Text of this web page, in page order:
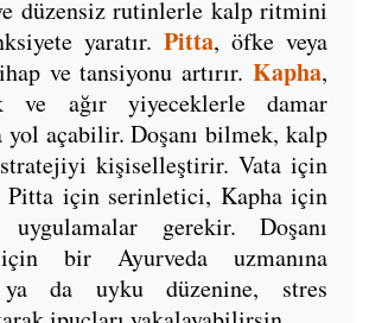
düzensiz rutinlerle kalp ritmini
yaratır. Pitta, öfke veya
ve tansiyonu artırır. Kapha,
ve ağır yiyeceklerle damar
yol açabilir. Doşanı bilmek, kalp
stratejiyi kişiselleştirir. Vata için
Pitta için serinletici, Kapha için
uygulamalar gerekir. Doşanı
bir Ayurveda uzmanına
ya da uyku düzenine, stres